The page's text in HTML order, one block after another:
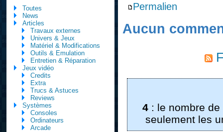
Permalien
Aucun
4 : le nombre
seulement les
Toutes
News
Articles
Travaux externes
Univers & Jeux
Matériel & Modifications
Outils & Emulation
Entretien & Réparation
Jeux vidéo
Credits
Extra
Trucs & Astuces
Reviews
Systèmes
Consoles
Ordinateurs
Arcade